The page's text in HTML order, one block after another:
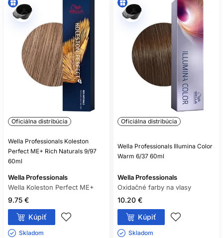
Oficiálna distribúcia
Wella Professionals Koleston
Perfect ME+ Rich Naturals 9/97
60ml
Wella Professionals
Wella Koleston Perfect ME+
9.75 €
Kúpiť
Skladom ㅤ
Oficiálna distribúcia
Wella Professionals Illumina Color
Warm 6/37 60ml
Wella Professionals
Oxidačné farby na vlasy
10.20 €
Kúpiť
Skladom ㅤ